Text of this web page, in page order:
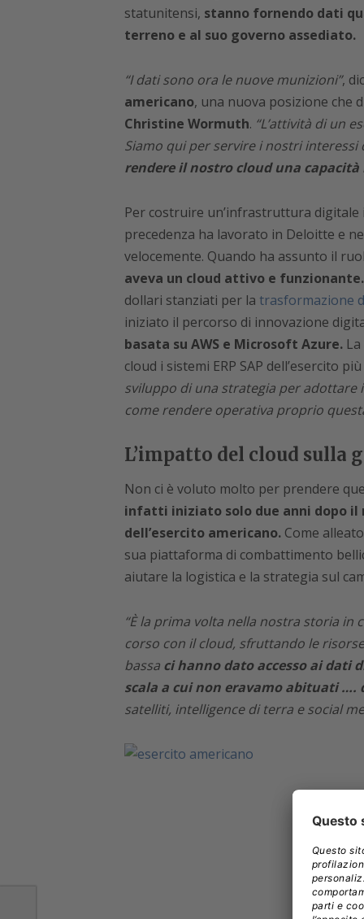
statunitensi, stanno fornendo dati
terreno e al suo governo assediato.
“I dati sono ora le nuove munizioni”,
americano, una nuova posizione che
Christine Wormuth. “L’attività di un
Siamo qui per servire i nostri interessi
rendere il nostro cloud una capacità
Per costruire un’infrastruttura digitale
precedenza ha lavorato in Deloitte e
velocemente. Quando ha assunto il
aveva un cloud attivo e funzionante.
dollari stanziati per la trasformazione
iniziato il percorso di innovazione
basata su AWS e Microsoft Azure.La
cloud i sistemi ERP SAP dell’esercito
sviluppo di una strategia per
come rendere operativa proprio
L’impatto del cloud sulla
Non ci è voluto molto per prendere
infatti iniziato solo due anni dopo il
dell’esercito americano.Come alleato
sua piattaforma di combattimento
aiutare la logistica e la strategia sul
“È la prima volta nella nostra storia in
corso con il cloud, sfruttando le
bassa ci hanno dato accesso ai dati
scala a cui non eravamo abituati ….
satelliti, intelligence di terra e social